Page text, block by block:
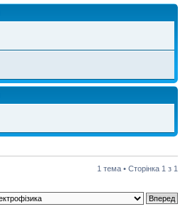
1 тема • Сторінка 1 з 1